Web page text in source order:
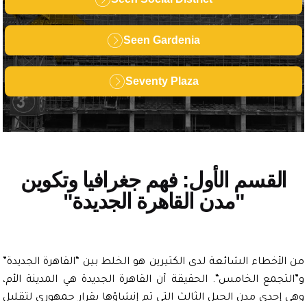
Seen Gardenia
Seventy Plaza
الأول: فهم جغرافيا وتكوين
"مدن القاهرة الجديدة"
الشائعة لدى الكثيرين هو الخلط بين “ القاهرة الجديدة”
الخامس“. الحقيقة أنالقاهرة الجديدةهي المدينة الأم،
مدن الجيل الثالث التي تم إنشاؤها بقرار جمهوري لتقليل